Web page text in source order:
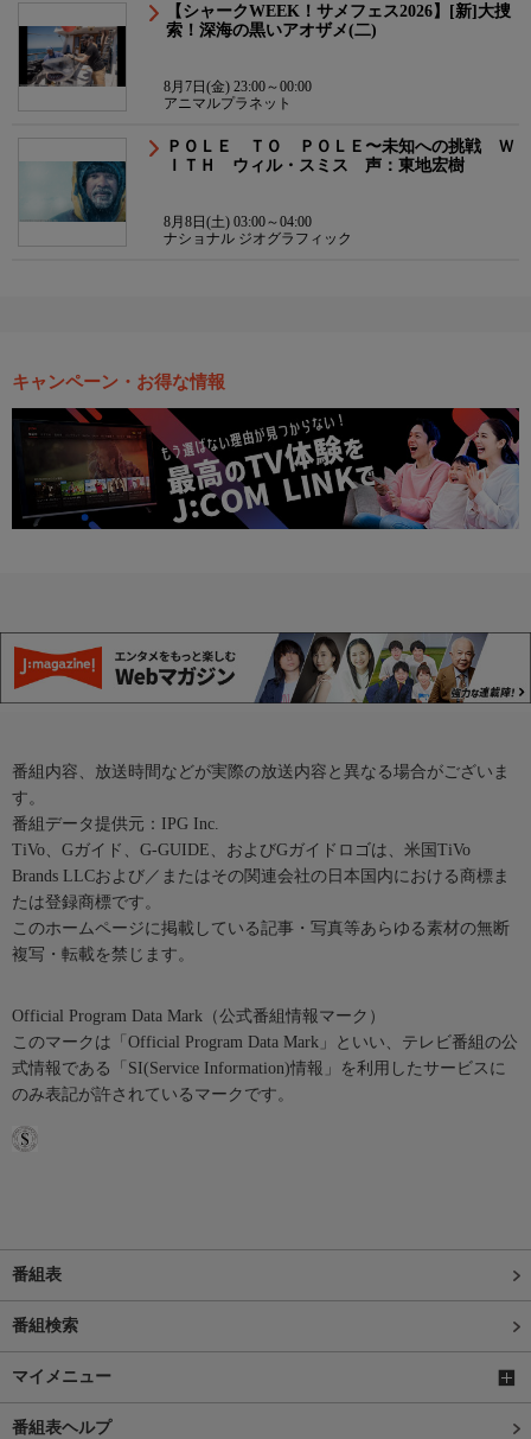
【シャークWEEK！サメフェス2026】[新]大捜
索！深海の黒いアオザメ(二)
8月7日(金) 23:00～00:00
アニマルプラネット
ＰＯＬＥ ＴＯ ＰＯＬＥ〜未知への挑戦 Ｗ
ＩＴＨ ウィル・スミス 声：東地宏樹
8月8日(土) 03:00～04:00
ナショナル ジオグラフィック
キャンペーン・お得な情報
番組内容、放送時間などが実際の放送内容と異なる場合がございま
す。
番組データ提供元：IPG Inc.
TiVo、Gガイド、G-GUIDE、およびGガイドロゴは、米国TiVo
Brands LLCおよび／またはその関連会社の日本国内における商標ま
たは登録商標です。
このホームページに掲載している記事・写真等あらゆる素材の無断
複写・転載を禁じます。
Official Program Data Mark（公式番組情報マーク）
このマークは「Official Program Data Mark」といい、テレビ番組の公
式情報である「SI(Service Information)情報」を利用したサービスに
のみ表記が許されているマークです。
番組表
番組検索
マイメニュー
番組表ヘルプ